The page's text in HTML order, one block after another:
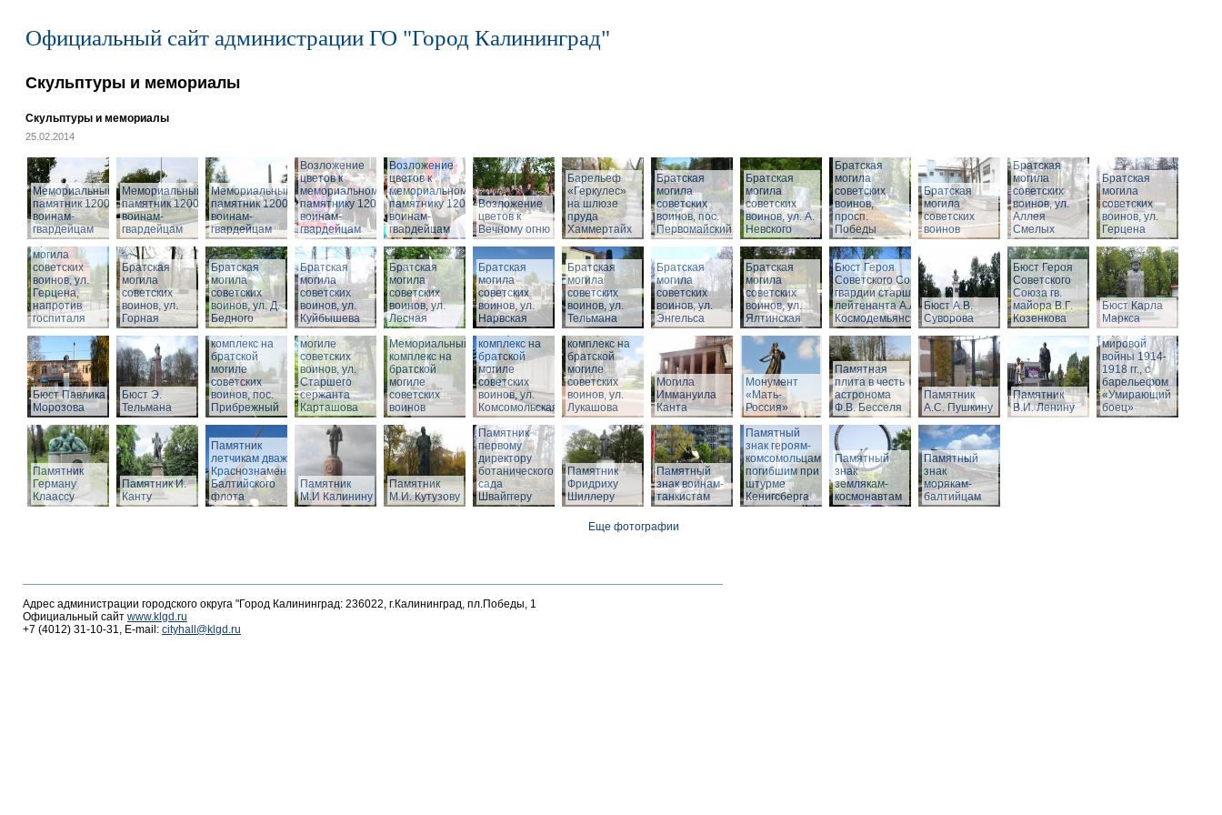
Официальный сайт администрации ГО "Город Калининград"
Скульптуры и мемориалы
Скульптуры и мемориалы
25.02.2014
Мемориальный
памятник 1200
воинам-
гвардейцам
Мемориальный
памятник 1200
воинам-
гвардейцам
Мемориальный
памятник 1200
воинам-
гвардейцам
Возложение
цветов к
мемориальному
памятнику 1200
воинам-
гвардейцам
Возложение
цветов к
мемориальному
памятнику 1200
воинам-
гвардейцам
Возложение
цветов к
Вечному огню
Барельеф
«Геркулес»
на шлюзе
пруда
Хаммертайх
Братская
могила
советских
воинов, пос.
Первомайский
Братская
могила
советских
воинов, ул. А.
Невского
Братская
могила
советских
воинов,
просп.
Победы
Братская
могила
советских
воинов
Братская
могила
советских
воинов, ул.
Аллея
Смелых
Братская
могила
советских
воинов, ул.
Герцена
Братская
могила
советских
воинов, ул.
Герцена,
напротив
госпиталя
Братская
могила
советских
воинов, ул.
Горная
Братская
могила
советских
воинов, ул. Д.
Бедного
Братская
могила
советских
воинов, ул.
Куйбышева
Братская
могила
советских
воинов, ул.
Лесная
Братская
могила
советских
воинов, ул.
Нарвская
Братская
могила
советских
воинов, ул.
Тельмана
Братская
могила
советских
воинов, ул.
Энгельса
Братская
могила
советских
воинов, ул.
Ялтинская
Бюст Героя
Советского Союза
гвардии старшего
лейтенанта А.А.
Космодемьянского
Бюст А.В.
Суворова
Бюст Героя
Советского
Союза гв.
майора В.Г.
Козенкова
Бюст Карла
Маркса
Бюст Павлика
Морозова
Бюст Э.
Тельмана
Мемориальный
комплекс на
братской
могиле
советских
воинов, пос.
Прибрежный
Мемориальный
комплекс на
братской
могиле
советских
воинов, ул.
Старшего
сержанта
Карташова
Мемориальный
комплекс на
братской
могиле
советских
воинов
Мемориальный
комплекс на
братской
могиле
советских
воинов, ул.
Комсомольская
Мемориальный
комплекс на
братской
могиле
советских
воинов, ул.
Лукашова
Могила
Иммануила
Канта
Монумент
«Мать-
Россия»
Памятная
плита в честь
астронома
Ф.В. Бесселя
Памятник
А.С. Пушкину
Памятник
В.И. Ленину
Памятник
воинам,
погибшим в
годы Первой
мировой
войны 1914-
1918 гг., с
барельефом
«Умирающий
боец»
Памятник
Герману
Клаассу
Памятник И.
Канту
Памятник
летчикам дважды
Краснознаменного
Балтийского
флота
Памятник
М.И Калинину
Памятник
М.И. Кутузову
Памятник
первому
директору
ботанического
сада
Швайггеру
Памятник
Фридриху
Шиллеру
Памятный
знак воинам-
танкистам
Памятный
знак героям-
комсомольцам,
погибшим при
штурме
Кенигсберга
Памятный
знак
землякам-
космонавтам
Памятный
знак
морякам-
балтийцам
Еще фотографии
Адрес администрации городского округа "Город Калининград: 236022, г.Калининград, пл.Победы, 1
Официальный сайт www.klgd.ru
+7 (4012) 31-10-31, E-mail: cityhall@klgd.ru